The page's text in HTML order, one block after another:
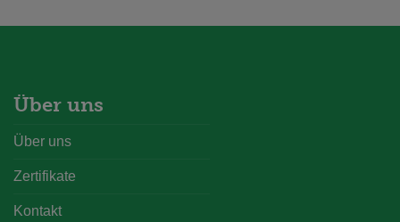
Über uns
Über uns
Zertifikate
Kontakt